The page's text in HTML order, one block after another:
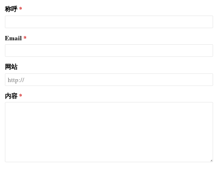
称呼
Email
网站
内容